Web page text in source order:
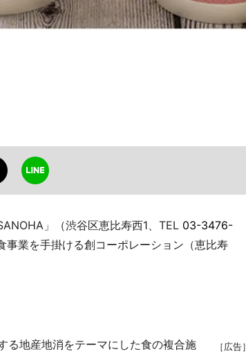
」（渋谷区恵比寿西1、TEL 03-3476-
事業を手掛ける創コーポレーション（恵比寿
［広告］
地産地消をテーマにした食の複合施